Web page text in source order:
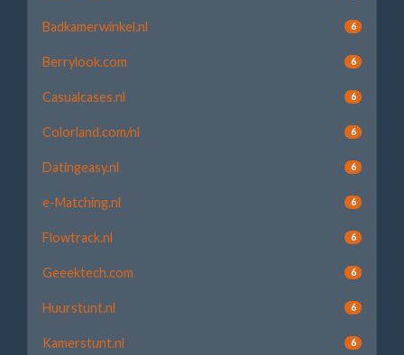
Badkamerwinkel.nl 6
Berrylook.com 6
Casualcases.nl 6
Colorland.com/nl 6
Datingeasy.nl 6
e-Matching.nl 6
Flowtrack.nl 6
Geeektech.com 6
Huurstunt.nl 6
Kamerstunt.nl 6